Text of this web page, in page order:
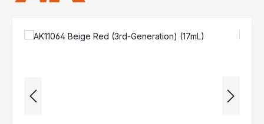
Bildergalerie überspringen